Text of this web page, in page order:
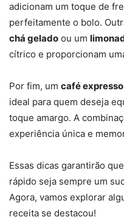
adicionam um toque de
perfeitamente o bolo.
chá gelado ou um
cítrico e proporcionam
Por fim, um café expresso
ideal para quem deseja
toque amargo. A
experiência única e
Essas dicas garantirão
rápido seja sempre um
Agora, vamos explorar
receita se destacou!